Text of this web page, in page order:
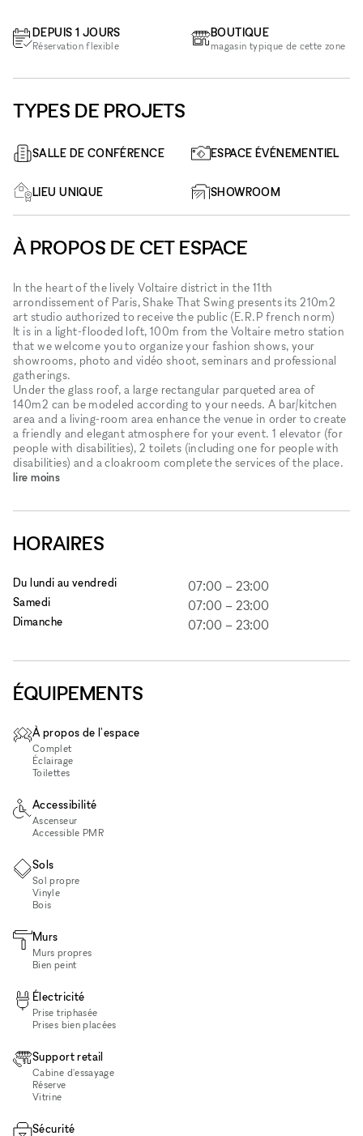
DEPUIS 1 JOURS
Réservation flexible
BOUTIQUE
magasin typique de cette zone
TYPES DE PROJETS
SALLE DE CONFÉRENCE ESPACE ÉVÉNEMENTIEL
LIEU UNIQUE SHOWROOM
À PROPOS DE CET ESPACE
In the heart of the lively Voltaire district in the 11th
arrondissement of Paris, Shake That Swing presents its 210m2
art studio authorized to receive the public (E.R.P french norm)
It is in a light-flooded loft, 100m from the Voltaire metro station
that we welcome you to organize your fashion shows, your
showrooms, photo and vidéo shoot, seminars and professional
gatherings.
Under the glass roof, a large rectangular parqueted area of ​​
140m2 can be modeled according to your needs. A bar/kitchen
area and a living-room area enhance the venue in order to create
a friendly and elegant atmosphere for your event. 1 elevator (for
people with disabilities), 2 toilets (including one for people with
disabilities) and a cloakroom complete the services of the place.
lire moins
HORAIRES
Du lundi au vendredi 07:00 – 23:00
Samedi 07:00 – 23:00
Dimanche 07:00 – 23:00
ÉQUIPEMENTS
À propos de l'espace
Complet
Éclairage
Toilettes
Accessibilité
Ascenseur
Accessible PMR
Sols
Sol propre
Vinyle
Bois
Murs
Murs propres
Bien peint
Électricité
Prise triphasée
Prises bien placées
Support retail
Cabine d'essayage
Réserve
Vitrine
Sécurité